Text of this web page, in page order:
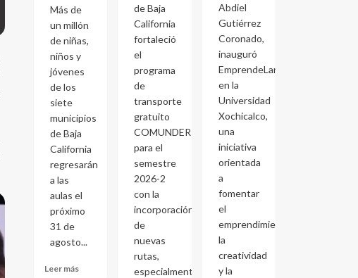
Más de
un millón
de niñas,
niños y
jóvenes
de los
siete
municipios
de Baja
California
regresarán
a las
aulas el
próximo
31 de
agosto...
Leer más
de Baja
California
fortaleció
el
programa
de
transporte
gratuito
COMUNDER
para el
semestre
2026-2
con la
incorporación
de
nuevas
rutas,
especialmente
Abdiel
Gutiérrez
Coronado,
inauguró
EmprendeLand
en la
Universidad
Xochicalco,
una
iniciativa
orientada
a
fomentar
el
emprendimiento,
la
creatividad
y la